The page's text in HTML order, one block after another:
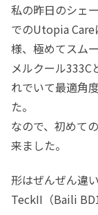
私の昨日のシェ
でのUtopia Care
様、極めてスム
メルクール333C
れでいて最適角
た。
なので、初めて
来ました。
形はぜんぜん違
TeckII（Baili